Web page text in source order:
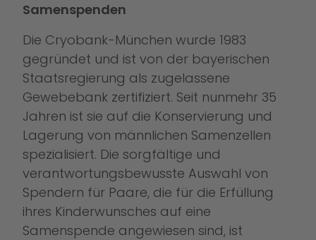
Samenspenden
Die Cryobank-München wurde 1983
gegründet und ist von der bayerischen
Staatsregierung als zugelassene
Gewebebank zertifiziert. Seit nunmehr 35
Jahren ist sie auf die Konservierung und
Lagerung von männlichen Samenzellen
spezialisiert. Die sorgfältige und
verantwortungsbewusste Auswahl von
Spendern für Paare, die für die Erfüllung
ihres Kinderwunsches auf eine
Samenspende angewiesen sind, ist